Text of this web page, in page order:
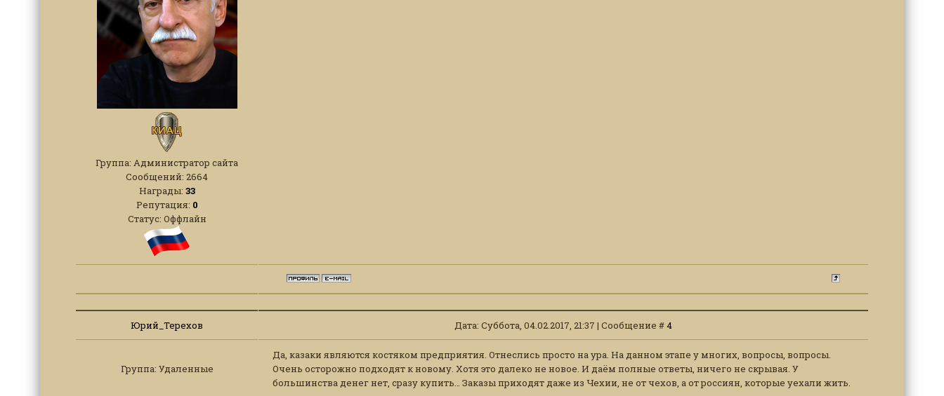
Группа: Администратор сайта
Сообщений: 2664
Награды: 33
Репутация: 0
Статус: Оффлайн
Юрий_Терехов Дата: Суббота, 04.02.2017, 21:37 | Сообщение #4
Группа: Удаленные
Да, казаки являются костяком предприятия. Отнеслись просто на ура. На данном этапе у многих, вопросы, вопросы.
Очень осторожно подходят к новому. Хотя это далеко не новое. И даём полные ответы, ничего не скрывая. У
большинства денег нет, сразу купить… Заказы приходят даже из Чехии, не от чехов, а от россиян, которые уехали жить.